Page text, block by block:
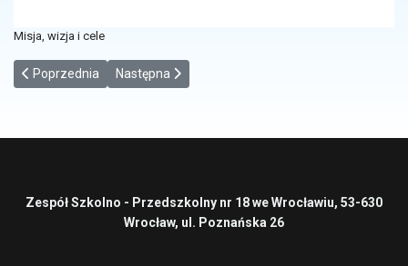
Misja, wizja i cele
Poprzednia strona: Aktualności szkolne
Poprzednia Następna strona: Wolontariat
Następna
Zespół Szkolno - Przedszkolny nr 18 we Wrocławiu, 53-630
Wrocław, ul. Poznańska 26